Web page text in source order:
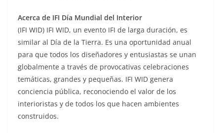
Acerca de IFI Día Mundial del Interior
(IFI WID) IFI WID, un evento IFI de larga duración, es
similar al Día de la Tierra. Es una oportunidad anual
para que todos los diseñadores y entusiastas se unan
globalmente a través de provocativas celebraciones
temáticas, grandes y pequeñas. IFI WID genera
conciencia pública, reconociendo el valor de los
interioristas y de todos los que hacen ambientes
construidos.